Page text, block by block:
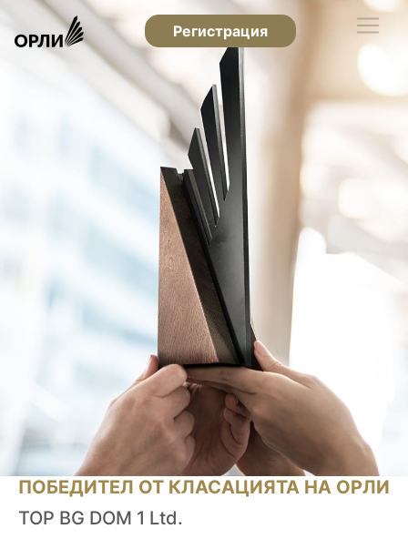
Регистрация
ПОБЕДИТЕЛ ОТ КЛАСАЦИЯТА НА ОРЛИ
TOP BG DOM 1 Ltd.